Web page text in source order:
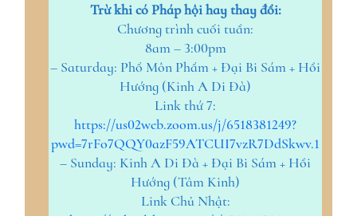
Trừ khi có Pháp hội hay thay đổi:
Chương trình cuối tuần:
8am – 3:00pm
– Saturday: Phổ Môn Phẩm + Đại Bi Sám + Hồi
Hướng (Kinh A Di Đà)
Link thứ 7:
https://us02web.zoom.us/j/6518381249?
pwd=7rFo7QQY0azF59ATCUI7vzR7DdSkwv.1
– Sunday: Kinh A Di Đà + Đại Bi Sám + Hồi
Hướng (Tâm Kinh)
Link Chủ Nhật: